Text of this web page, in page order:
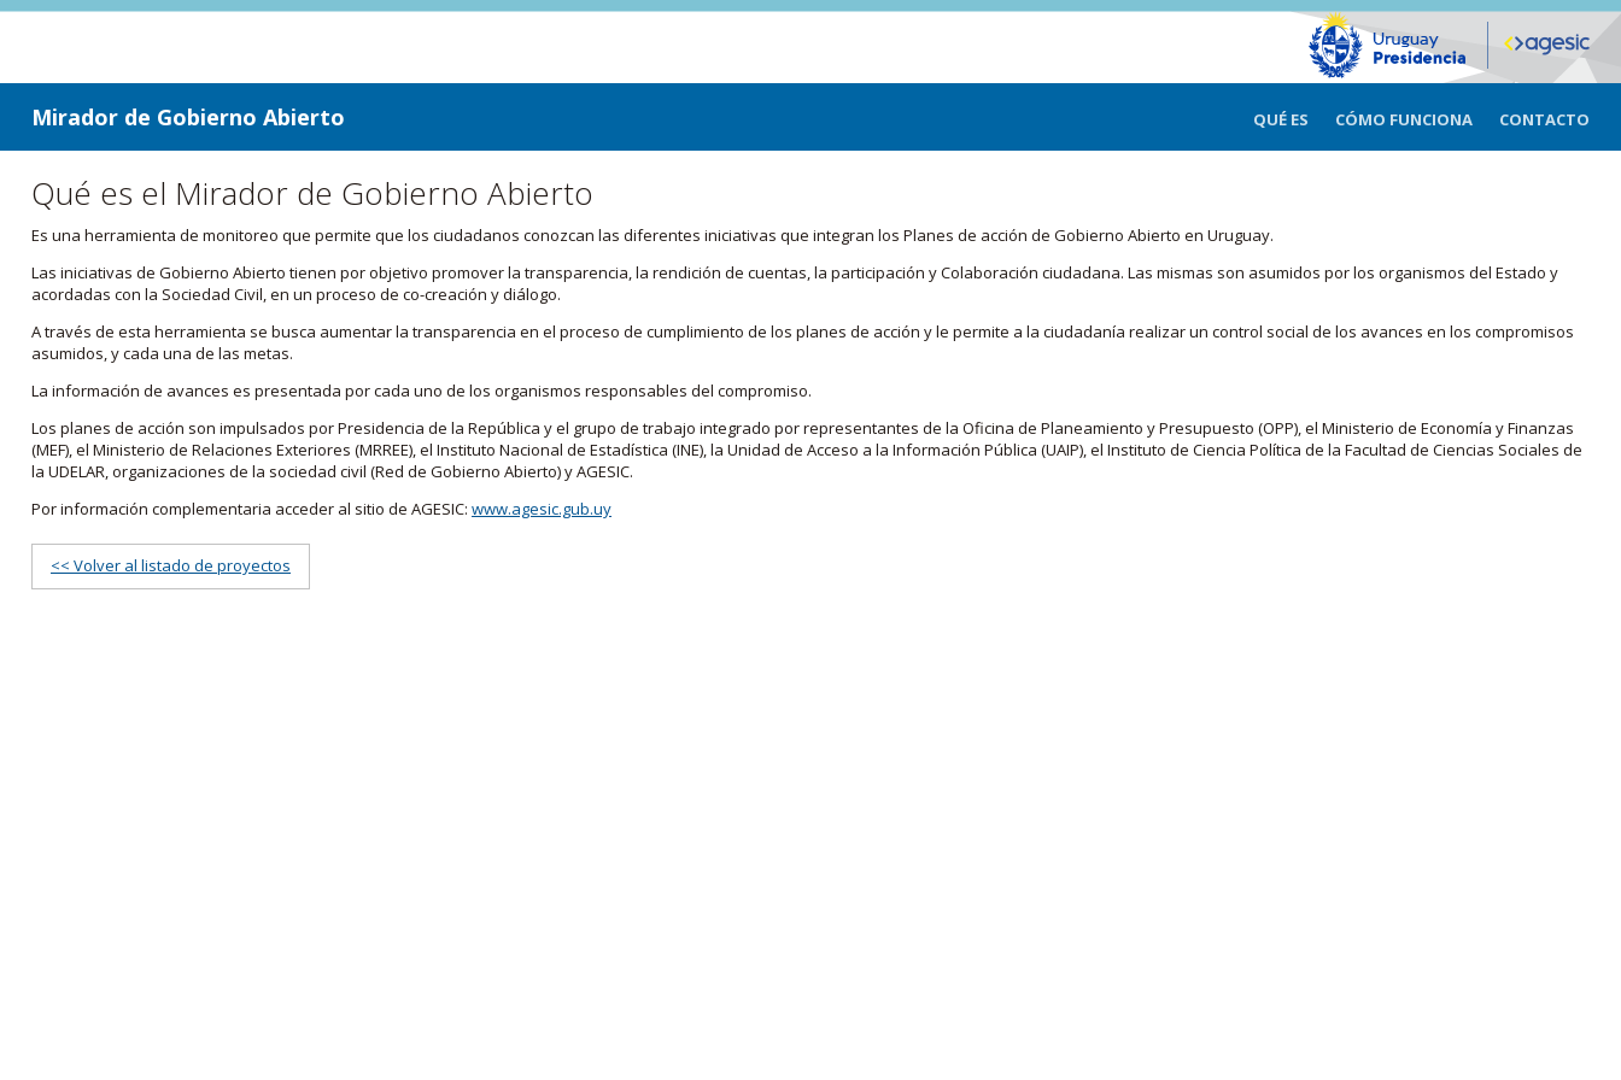
ir a contenido
ir al menú
Mirador de Gobierno Abierto QUÉ ES CÓMO FUNCIONA CONTACTO
Qué es el Mirador de Gobierno Abierto
Es una herramienta de monitoreo que permite que los ciudadanos conozcan las diferentes iniciativas que integran los Planes de acción de Gobierno Abierto en Uruguay.
Las iniciativas de Gobierno Abierto tienen por objetivo promover la transparencia, la rendición de cuentas, la participación y Colaboración ciudadana. Las mismas son asumidos por los organismos del Estado y
acordadas con la Sociedad Civil, en un proceso de co-creación y diálogo.
A través de esta herramienta se busca aumentar la transparencia en el proceso de cumplimiento de los planes de acción y le permite a la ciudadanía realizar un control social de los avances en los compromisos
asumidos, y cada una de las metas.
La información de avances es presentada por cada uno de los organismos responsables del compromiso.
Los planes de acción son impulsados por Presidencia de la República y el grupo de trabajo integrado por representantes de la Oficina de Planeamiento y Presupuesto (OPP), el Ministerio de Economía y Finanzas
(MEF), el Ministerio de Relaciones Exteriores (MRREE), el Instituto Nacional de Estadística (INE), la Unidad de Acceso a la Información Pública (UAIP), el Instituto de Ciencia Política de la Facultad de Ciencias Sociales de
la UDELAR, organizaciones de la sociedad civil (Red de Gobierno Abierto) y AGESIC.
Por información complementaria acceder al sitio de AGESIC: www.agesic.gub.uy
<< Volver al listado de proyectos